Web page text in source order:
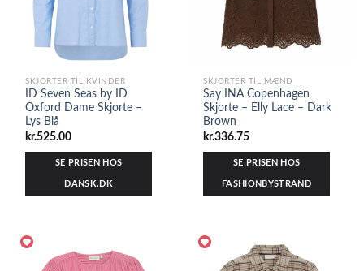
SKJORTER TIL KVINDER
ID Seven Seas by ID
Oxford Dame Skjorte –
Lys Blå
kr.525.00
SE PRISEN HOS
DANSK.DK
SKJORTER TIL MÆND
Say INA Copenhagen
Skjorte – Elly Lace – Dark
Brown
kr.336.75
SE PRISEN HOS
FASHIONBYSTRAND